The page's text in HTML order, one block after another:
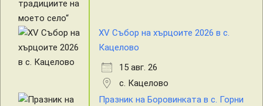
XV Събор на хърцоите 2026 в с.
Кацелово
15 авг. 26
с. Кацелово
Празник на Боровинката в с. Горни